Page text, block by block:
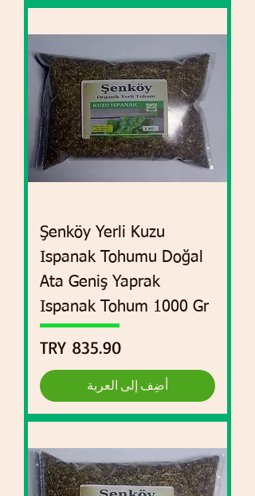
Şenköy Yerli Kuzu
Ispanak Tohumu Doğal
Ata Geniş Yaprak
Ispanak Tohum 1000 Gr
السعر
أضِف إلى العربة